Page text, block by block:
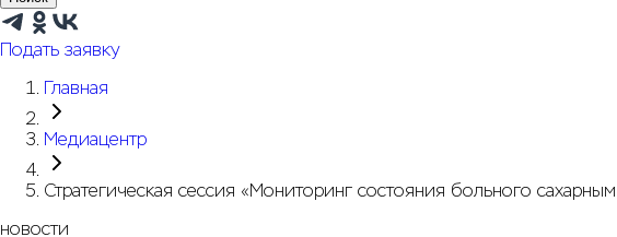
Подать заявку
Главная
Медиацентр
Стратегическая сессия «Мониторинг состояния больного
новости